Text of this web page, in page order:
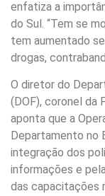
enfatiza a
do Sul. “Tem se
tem aumentado
drogas,
O diretor do
(DOF), coronel da
aponta que a
Departamento no
integração dos
informações e
das capacitações